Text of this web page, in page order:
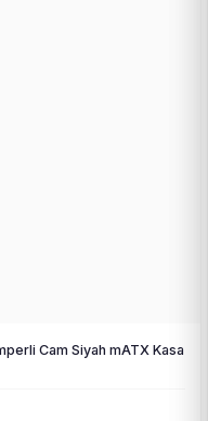
Cam Siyah mATX Kasa